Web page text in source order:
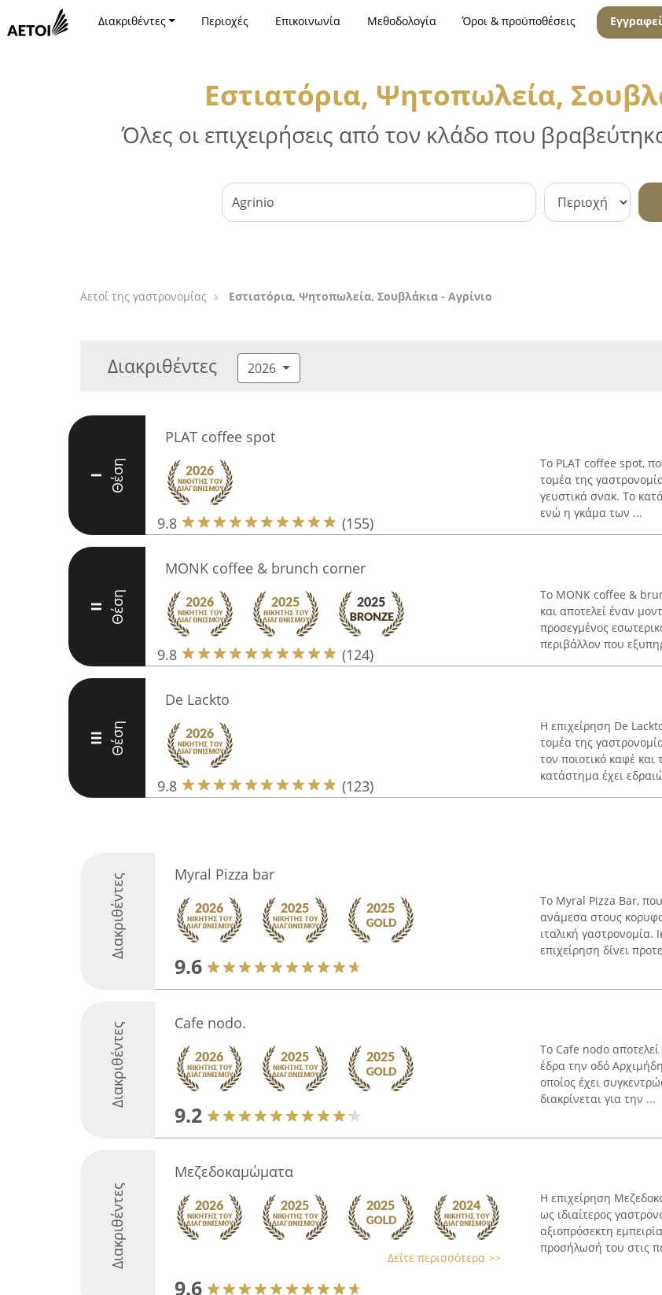
Διακριθέντες Περιοχές Επικοινωνία Μεθοδολογία Όροι & προϋποθέσεις
Εστιατόρια, Ψητοπωλεία,
Όλες οι επιχειρήσεις από τον κλάδο που
Αετοί της γαστρονομίας Εστιατόρια, Ψητοπωλεία, Σουβλάκια - Αγρίνιο
Διακριθέντες 2026
I Θέση
PLAT coffee spot
9.8 (155)
Το PLAT coffee spot,
τομέα της
γευστικά σνακ. Το
ενώ η γκάμα των ...
II Θέση
MONK coffee & brunch corner
9.8 (124)
Το MONK coffee &
και αποτελεί έναν
προσεγμένος
περιβάλλον που
III Θέση
De Lackto
9.8 (123)
Η επιχείρηση De
τομέα της
τον ποιοτικό καφέ
κατάστημα έχει
Διακριθέντες Myral Pizza bar
9.6
Το Myral Pizza Bar, που
ανάμεσα στους
ιταλική γαστρονομία.
επιχείρηση δίνει
Διακριθέντες Cafe nodo.
9.2
Το Cafe nodo
έδρα την οδό
οποίος έχει
διακρίνεται για την ...
Διακριθέντες
Μεζεδοκαμώματα
Δείτε περισσότερα >>
9.6
Η επιχείρηση
ως ιδιαίτερος
αξιοπρόσεκτη
προσήλωσή του στις